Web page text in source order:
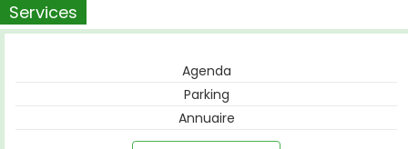
Services
Agenda
Parking
Annuaire